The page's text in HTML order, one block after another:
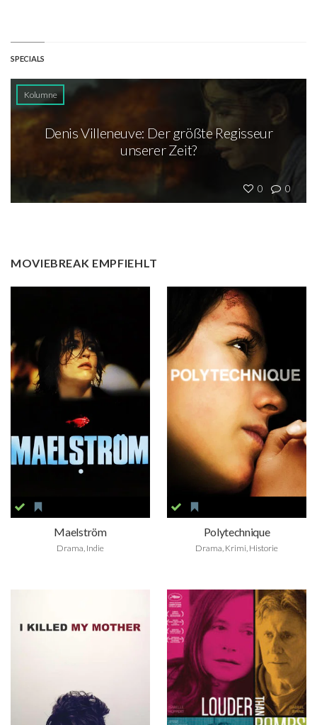
SPECIALS
Kolumne
0 0
Denis Villeneuve: Der größte Regisseur
unserer Zeit?
MOVIEBREAK EMPFIEHLT
Maelström
Drama, Indie
Polytechnique
Drama, Krimi, Historie